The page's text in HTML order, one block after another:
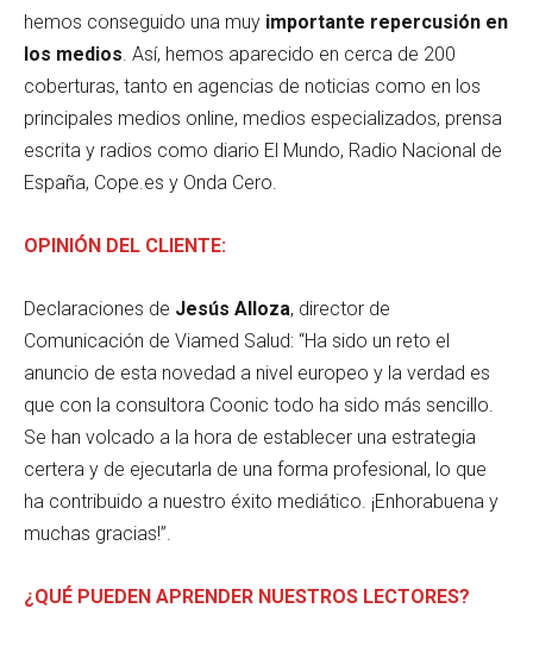
hemos conseguido una muy importante repercusión en
los medios. Así, hemos aparecido en cerca de 200
coberturas, tanto en agencias de noticias como en los
principales medios online, medios especializados, prensa
escrita y radios como diario El Mundo, Radio Nacional de
España, Cope.es y Onda Cero.
OPINIÓN DEL CLIENTE:
Declaraciones de Jesús Alloza, director de
Comunicación de Viamed Salud: “Ha sido un reto el
anuncio de esta novedad a nivel europeo y la verdad es
que con la consultora Coonic todo ha sido más sencillo.
Se han volcado a la hora de establecer una estrategia
certera y de ejecutarla de una forma profesional, lo que
ha contribuido a nuestro éxito mediático. ¡Enhorabuena y
muchas gracias!”.
¿QUÉ PUEDEN APRENDER NUESTROS LECTORES?